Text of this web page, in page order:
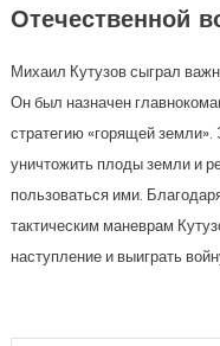
Отечественной
Михаил Кутузов сыграл
Он был назначен
стратегию «горящей
уничтожить плоды земли и
пользоваться ими.
тактическим маневрам
наступление и выиграть